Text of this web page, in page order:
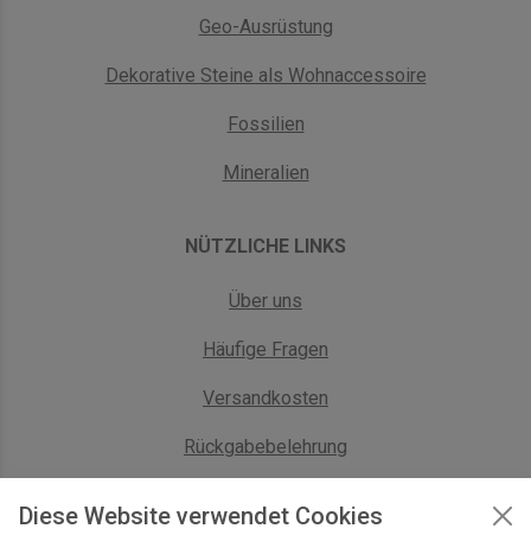
Diese Website verwendet Cookies
Geo-Ausrüstung
Dekorative Steine als Wohnaccessoire
Fossilien
Mineralien
NÜTZLICHE LINKS
Über uns
Häufige Fragen
Versandkosten
Rückgabebelehrung